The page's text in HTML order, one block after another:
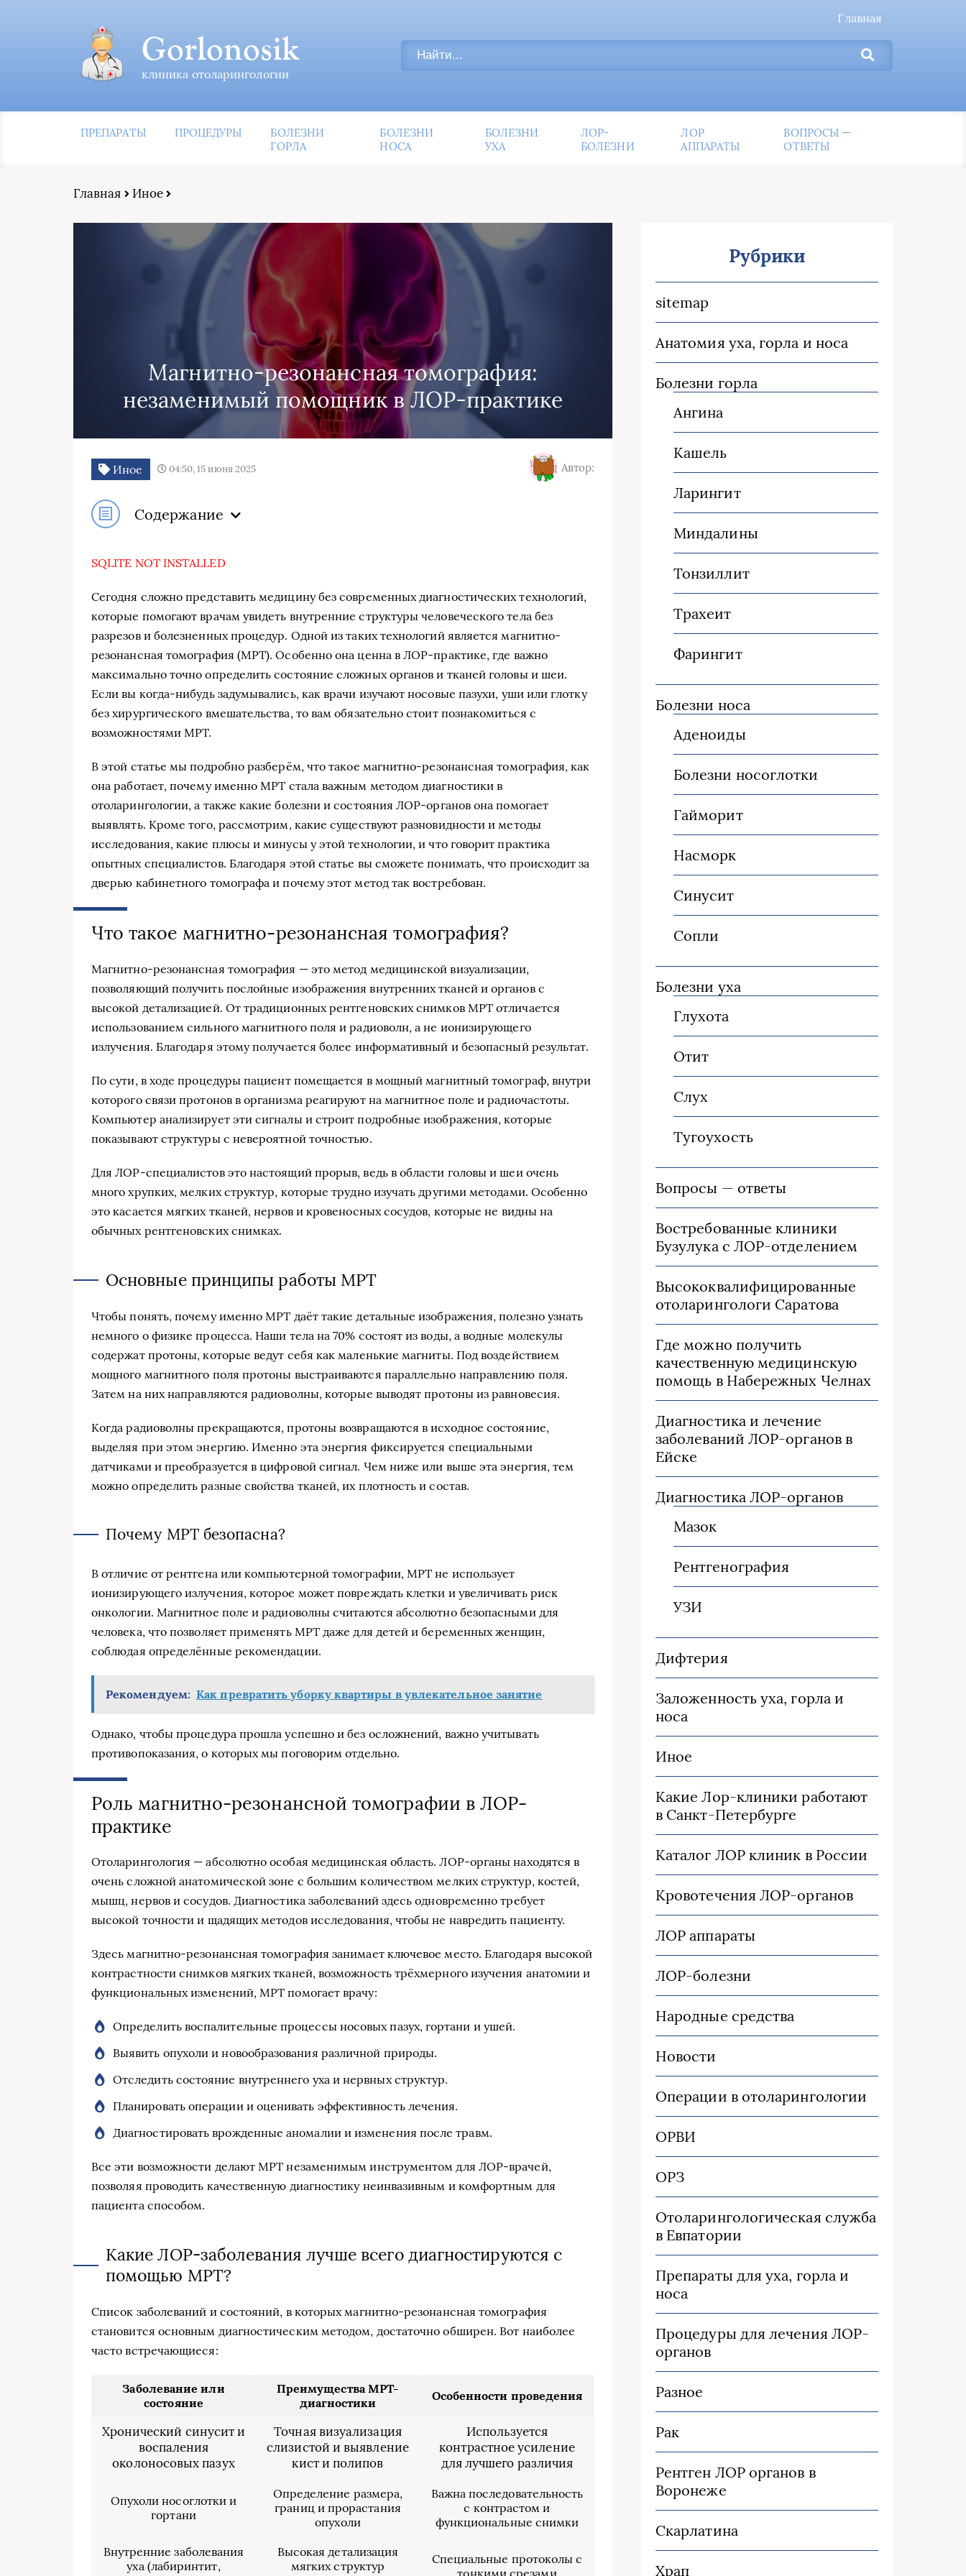
Главная
Gorlonosik
клиника отоларингологии
ПРЕПАРАТЫ ПРОЦЕДУРЫ
БОЛЕЗНИ
ГОРЛА
БОЛЕЗНИ
НОСА
БОЛЕЗНИ
УХА
ЛОР-
БОЛЕЗНИ
ЛОР
АППАРАТЫ
ВОПРОСЫ —
ОТВЕТЫ
Главная Иное
Магнитно-резонансная томография:
незаменимый помощник в ЛОР-практике
Иное 04:50, 15 июня 2025 Автор:
Содержание
SQLITE NOT INSTALLED
Сегодня сложно представить медицину без современных диагностических технологий,
которые помогают врачам увидеть внутренние структуры человеческого тела без
разрезов и болезненных процедур. Одной из таких технологий является магнитно-
резонансная томография (МРТ). Особенно она ценна в ЛОР-практике, где важно
максимально точно определить состояние сложных органов и тканей головы и шеи.
Если вы когда-нибудь задумывались, как врачи изучают носовые пазухи, уши или глотку
без хирургического вмешательства, то вам обязательно стоит познакомиться с
возможностями МРТ.
В этой статье мы подробно разберём, что такое магнитно-резонансная томография, как
она работает, почему именно МРТ стала важным методом диагностики в
отоларингологии, а также какие болезни и состояния ЛОР-органов она помогает
выявлять. Кроме того, рассмотрим, какие существуют разновидности и методы
исследования, какие плюсы и минусы у этой технологии, и что говорит практика
опытных специалистов. Благодаря этой статье вы сможете понимать, что происходит за
дверью кабинетного томографа и почему этот метод так востребован.
Что такое магнитно-резонансная томография?
Магнитно-резонансная томография — это метод медицинской визуализации,
позволяющий получить послойные изображения внутренних тканей и органов с
высокой детализацией. От традиционных рентгеновских снимков МРТ отличается
использованием сильного магнитного поля и радиоволн, а не ионизирующего
излучения. Благодаря этому получается более информативный и безопасный результат.
По сути, в ходе процедуры пациент помещается в мощный магнитный томограф, внутри
которого связи протонов в организма реагируют на магнитное поле и радиочастоты.
Компьютер анализирует эти сигналы и строит подробные изображения, которые
показывают структуры с невероятной точностью.
Для ЛОР-специалистов это настоящий прорыв, ведь в области головы и шеи очень
много хрупких, мелких структур, которые трудно изучать другими методами. Особенно
это касается мягких тканей, нервов и кровеносных сосудов, которые не видны на
обычных рентгеновских снимках.
Основные принципы работы МРТ
Чтобы понять, почему именно МРТ даёт такие детальные изображения, полезно узнать
немного о физике процесса. Наши тела на 70% состоят из воды, а водные молекулы
содержат протоны, которые ведут себя как маленькие магниты. Под воздействием
мощного магнитного поля протоны выстраиваются параллельно направлению поля.
Затем на них направляются радиоволны, которые выводят протоны из равновесия.
Когда радиоволны прекращаются, протоны возвращаются в исходное состояние,
выделяя при этом энергию. Именно эта энергия фиксируется специальными
датчиками и преобразуется в цифровой сигнал. Чем ниже или выше эта энергия, тем
можно определить разные свойства тканей, их плотность и состав.
Почему МРТ безопасна?
В отличие от рентгена или компьютерной томографии, МРТ не использует
ионизирующего излучения, которое может повреждать клетки и увеличивать риск
онкологии. Магнитное поле и радиоволны считаются абсолютно безопасными для
человека, что позволяет применять МРТ даже для детей и беременных женщин,
соблюдая определённые рекомендации.
Рекомендуем: Как превратить уборку квартиры в увлекательное занятие
Однако, чтобы процедура прошла успешно и без осложнений, важно учитывать
противопоказания, о которых мы поговорим отдельно.
Роль магнитно-резонансной томографии в ЛОР-
практике
Отоларингология — абсолютно особая медицинская область. ЛОР-органы находятся в
очень сложной анатомической зоне с большим количеством мелких структур, костей,
мышц, нервов и сосудов. Диагностика заболеваний здесь одновременно требует
высокой точности и щадящих методов исследования, чтобы не навредить пациенту.
Здесь магнитно-резонансная томография занимает ключевое место. Благодаря высокой
контрастности снимков мягких тканей, возможность трёхмерного изучения анатомии и
функциональных изменений, МРТ помогает врачу:
Определить воспалительные процессы носовых пазух, гортани и ушей.
Выявить опухоли и новообразования различной природы.
Отследить состояние внутреннего уха и нервных структур.
Планировать операции и оценивать эффективность лечения.
Диагностировать врожденные аномалии и изменения после травм.
Все эти возможности делают МРТ незаменимым инструментом для ЛОР-врачей,
позволяя проводить качественную диагностику неинвазивным и комфортным для
пациента способом.
Какие ЛОР-заболевания лучше всего диагностируются с
помощью МРТ?
Список заболеваний и состояний, в которых магнитно-резонансная томография
становится основным диагностическим методом, достаточно обширен. Вот наиболее
часто встречающиеся:
Заболевание или
состояние
Преимущества МРТ-
диагностики
Особенности проведения
Хронический синусит и
воспаления
околоносовых пазух
Точная визуализация
слизистой и выявление
кист и полипов
Используется
контрастное усиление
для лучшего различия
Опухоли носоглотки и
гортани
Определение размера,
границ и прорастания
опухоли
Важна последовательность
с контрастом и
функциональные снимки
Внутренние заболевания
уха (лабиринтит,
Высокая детализация
мягких структур
Специальные протоколы с
Рубрики
sitemap
Анатомия уха, горла и носа
Болезни горла
Ангина
Кашель
Ларингит
Миндалины
Тонзиллит
Трахеит
Фарингит
Болезни носа
Аденоиды
Болезни носоглотки
Гайморит
Насморк
Синусит
Сопли
Болезни уха
Глухота
Отит
Слух
Тугоухость
Вопросы — ответы
Востребованные клиники
Бузулука с ЛОР-отделением
Высококвалифицированные
отоларингологи Саратова
Где можно получить
качественную медицинскую
помощь в Набережных Челнах
Диагностика и лечение
заболеваний ЛОР-органов в
Ейске
Диагностика ЛОР-органов
Мазок
Рентгенография
УЗИ
Дифтерия
Заложенность уха, горла и
носа
Иное
Какие Лор-клиники работают
в Санкт-Петербурге
Каталог ЛОР клиник в России
Кровотечения ЛОР-органов
ЛОР аппараты
ЛОР-болезни
Народные средства
Новости
Операции в отоларингологии
ОРВИ
ОРЗ
Отоларингологическая служба
в Евпатории
Препараты для уха, горла и
носа
Процедуры для лечения ЛОР-
органов
Разное
Рак
Рентген ЛОР органов в
Воронеже
Скарлатина
Храп